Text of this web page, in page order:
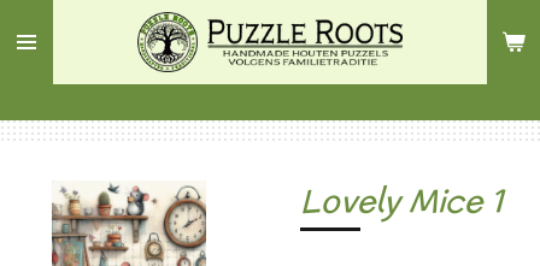
direct
hoofdinhoud
Lovely Mice 1